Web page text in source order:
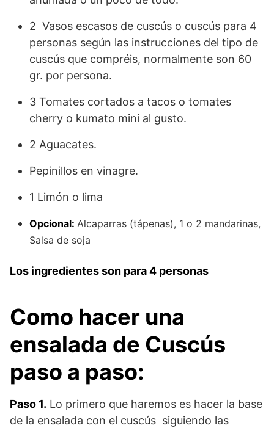
2 Vasos escasos de cuscús o cuscús para 4
personas según las instrucciones del tipo de
cuscús que compréis, normalmente son 60
gr. por persona.
3 Tomates cortados a tacos o tomates
cherry o kumato mini al gusto.
2 Aguacates.
Pepinillos en vinagre.
1 Limón o lima
Opcional: Alcaparras (tápenas), 1 o 2 mandarinas,
Salsa de soja
Los ingredientes son para 4 personas
Como hacer una
ensalada de Cuscús
paso a paso:
Paso 1. Lo primero que haremos es hacer la base
de la ensalada con el cuscús siguiendo las